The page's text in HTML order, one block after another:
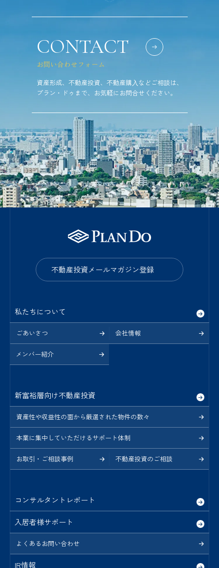
CONTACT
お問い合わせフォーム
資産形成、不動産投資、不動産購⼊などご相談は、
プラン・ドゥまで、お気軽にお問合せください。
不動産投資メールマガジン登録
私たちについて
ごあいさつ 会社情報
メンバー紹介
新富裕層向け不動産投資
資産性や収益性の面から厳選された物件の数々
本業に集中していただけるサポート体制
お取引・ご相談事例 不動産投資のご相談
コンサルタントレポート
入居者様サポート
よくあるお問い合わせ
IR情報